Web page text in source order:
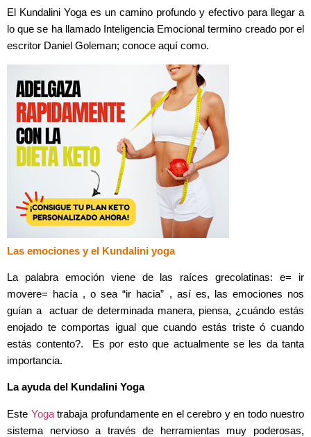
El Kundalini Yoga es un camino profundo y efectivo para llegar a
lo que se ha llamado Inteligencia Emocional termino creado por el
escritor Daniel Goleman; conoce aquí como.
Las emociones y el Kundalini yoga
La palabra emoción viene de las raíces grecolatinas: e= ir
movere= hacía , o sea “ir hacia” , así es, las emociones nos
guían a actuar de determinada manera, piensa, ¿cuándo estás
enojado te comportas igual que cuando estás triste ó cuando
estás contento?. Es por esto que actualmente se les da tanta
importancia.
La ayuda del Kundalini Yoga
Este Yogatrabaja profundamente en el cerebro y en todo nuestro
sistema nervioso a través de herramientas muy poderosas,